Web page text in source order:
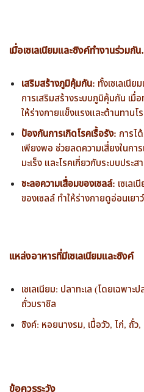
เมื่อเซเลเนียมและซิงค์ทำงานร่วมกั
เสริมสร้างภูมิคุ้มกัน: ทั้งเซเลเนี
การเสริมสร้างระบบภูมิคุ้มกัน เมื่
ให้ร่างกายแข็งแรงและต้านทานโ
ป้องกันการเกิดโรคเรื้อรัง: การไ
เพียงพอ ช่วยลดความเสี่ยงในการ
มะเร็ง และโรคเกี่ยวกับระบบประส
ชะลอความเสื่อมของเซลล์: เซเล
ของเซลล์ ทำให้ร่างกายดูอ่อนเย
แหล่งอาหารที่มีเซเลเนียมและซิงค์
เซเลเนียม: ปลาทะเล (โดยเฉพา
ถั่วบราซิล
ซิงค์: หอยนางรม, เนื้อวัว, ไก่, ถั่ว